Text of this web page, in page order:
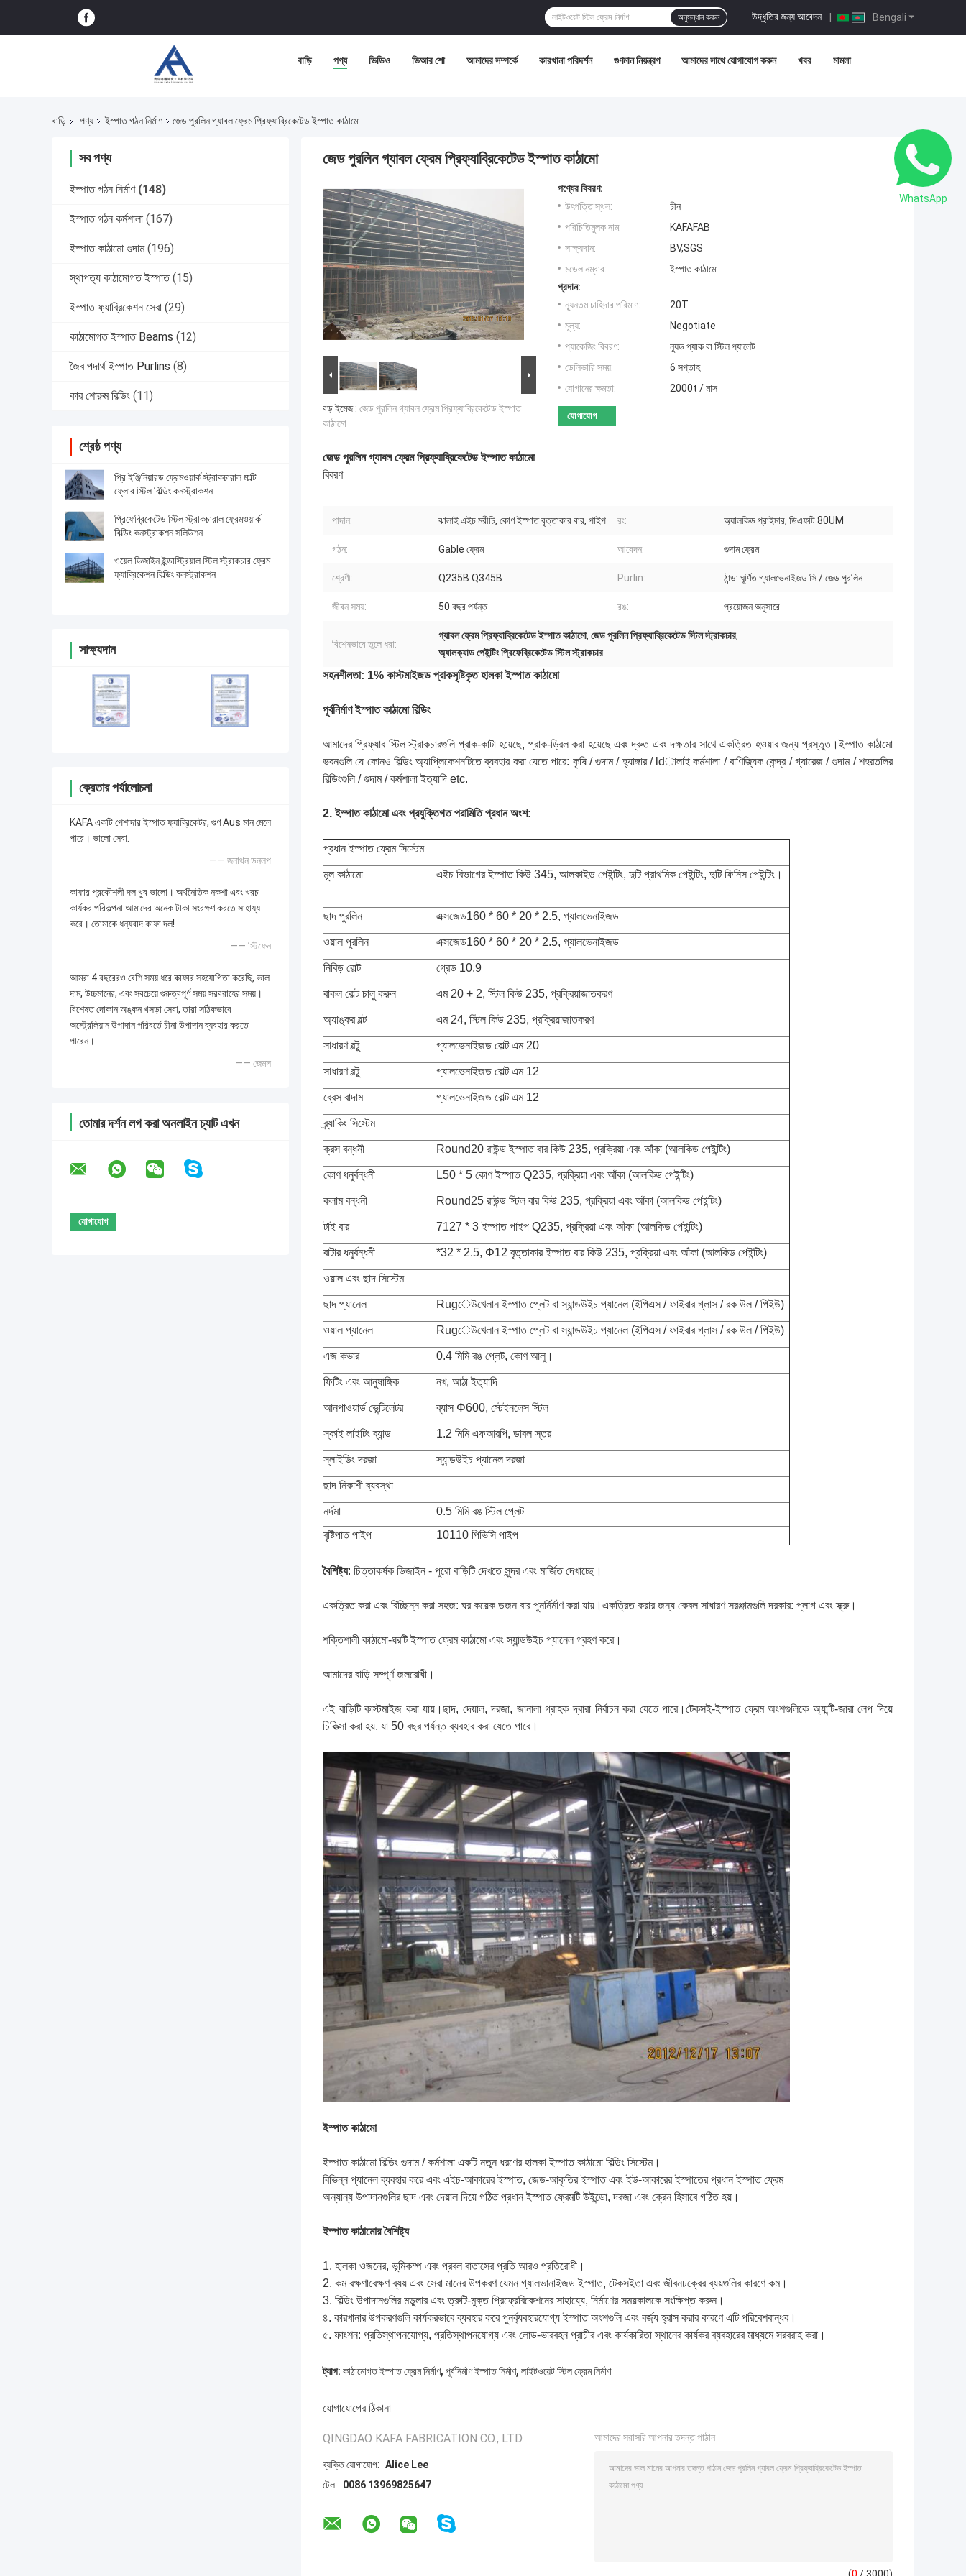
Bengali
উদ্ধৃতির জন্য আবেদন |
অনুসন্ধান করুন
বাড়ি পণ্য ভিডিও ভিআর শো আমাদের সম্পর্কে কারখানা পরিদর্শন গুণমান নিয়ন্ত্রণ আমাদের সাথে যোগাযোগ করুন খবর মামলা
বাড়ি পণ্য ইস্পাত গঠন নির্মাণ জেড পুরলিন গ্যাবল ফ্রেম প্রিফ্যাব্রিকেটেড ইস্পাত কাঠামো
সব পণ্য
ইস্পাত গঠন নির্মাণ (148)
ইস্পাত গঠন কর্মশালা (167)
ইস্পাত কাঠামো গুদাম (196)
স্থাপত্য কাঠামোগত ইস্পাত (15)
ইস্পাত ফ্যাব্রিকেশন সেবা (29)
কাঠামোগত ইস্পাত Beams (12)
জৈব পদার্থ ইস্পাত Purlins (8)
কার শোরুম বিল্ডিং (11)
শ্রেষ্ঠ পণ্য
প্রি ইঞ্জিনিয়ারড ফ্রেমওয়ার্ক স্ট্রাকচারাল মাল্টি
ফ্লোর স্টিল বিল্ডিং কনস্ট্রাকশন
প্রিফেব্রিকেটেড স্টিল স্ট্রাকচারাল ফ্রেমওয়ার্ক
বিল্ডিং কনস্ট্রাকশন সলিউশন
ওয়েল ডিজাইন ইন্ডাস্ট্রিয়াল স্টিল স্ট্রাকচার ফ্রেম
ফ্যাব্রিকেশন বিল্ডিং কনস্ট্রাকশন
সাক্ষ্যদান
ক্রেতার পর্যালোচনা
KAFA একটি পেশাদার ইস্পাত ফ্যাব্রিকেটর, গুণ Aus মান মেলে
পারে। ভালো সেবা.
—— জনাথন ডনলপ
কাফার প্রকৌশলী দল খুব ভালো। অর্থনৈতিক নকশা এবং খরচ
কার্যকর পরিকল্পনা আমাদের অনেক টাকা সংরক্ষণ করতে সাহায্য
করে। তোমাকে ধন্যবাদ কাফা দল!
—— স্টিফেন
আমরা 4 বছরেরও বেশি সময় ধরে কাফার সহযোগিতা করেছি, ভাল
দাম, উচ্চমানের, এবং সবচেয়ে গুরুত্বপূর্ণ সময় সরবরাহের সময়।
বিশেষত দোকান অঙ্কন খসড়া সেবা, তারা সঠিকভাবে
অস্ট্রেলিয়ান উপাদান পরিবর্তে চীনা উপাদান ব্যবহার করতে
পারেন।
—— জেমস
তোমার দর্শন লগ করা অনলাইন চ্যাট এখন
জেড পুরলিন গ্যাবল ফ্রেম প্রিফ্যাব্রিকেটেড ইস্পাত কাঠামো
বড় ইমেজ : জেড পুরলিন গ্যাবল ফ্রেম প্রিফ্যাব্রিকেটেড ইস্পাত
কাঠামো
পণ্যের বিবরণ:
উৎপত্তি স্থল:
চীন
পরিচিতিমুলক নাম:
KAFAFAB
সাক্ষ্যদান:
BV,SGS
মডেল নম্বার:
ইস্পাত কাঠামো
প্রদান:
ন্যূনতম চাহিদার পরিমাণ:
20T
মূল্য:
Negotiate
প্যাকেজিং বিবরণ:
ন্যুড প্যাক বা স্টিল প্যালেট
ডেলিভারি সময়:
6 সপ্তাহ
যোগানের ক্ষমতা:
2000t / মাস
যোগাযোগ
জেড পুরলিন গ্যাবল ফ্রেম প্রিফ্যাব্রিকেটেড ইস্পাত কাঠামো
বিবরণ
পাদান: ঝালাই এইচ মরীচি, কোণ ইস্পাত বৃত্তাকার বার, পাইপ রং: অ্যালকিড প্রাইমার, ডিএফটি 80UM
গঠন: Gable ফ্রেম আবেদন: গুদাম ফ্রেম
শ্রেণী: Q235B Q345B Purlin: ঠান্ডা ঘূর্ণিত গ্যালভেনাইজড সি / জেড পুরলিন
জীবন সময়: 50 বছর পর্যন্ত রঙ: প্রয়োজন অনুসারে
বিশেষভাবে তুলে ধরা:
গ্যাবল ফ্রেম প্রিফ্যাব্রিকেটেড ইস্পাত কাঠামো, জেড পুরলিন প্রিফ্যাব্রিকেটেড স্টিল স্ট্রাকচার,
অ্যালক্যাড পেইন্টিং প্রিফেব্রিকেটেড স্টিল স্ট্রাকচার
সহনশীলতা: 1% কাস্টমাইজড প্রাকসৃষ্টিকৃত হালকা ইস্পাত কাঠামো
পূর্বনির্মাণ ইস্পাত কাঠামো বিল্ডিং
আমাদের প্রিফ্যাব স্টিল স্ট্রাকচারগুলি প্রাক-কাটা হয়েছে, প্রাক-ড্রিল করা হয়েছে এবং দ্রুত এবং দক্ষতার সাথে একত্রিত হওয়ার জন্য প্রস্তুত।ইস্পাত কাঠামো
ভবনগুলি যে কোনও বিল্ডিং অ্যাপ্লিকেশনটিতে ব্যবহার করা যেতে পারে: কৃষি / গুদাম / হ্যাঙ্গার / ldালাই কর্মশালা / বাণিজ্যিক কেন্দ্র / গ্যারেজ / গুদাম / শহরতলির
বিল্ডিংগুলি / গুদাম / কর্মশালা ইত্যাদি etc.
2. ইস্পাত কাঠামো এবং প্রযুক্তিগত পরামিতি প্রধান অংশ:
প্রধান ইস্পাত ফ্রেম সিস্টেম
মূল কাঠামো এইচ বিভাগের ইস্পাত কিউ 345, আলকাইড পেইন্টিং, দুটি প্রাথমিক পেইন্টিং, দুটি ফিনিস পেইন্টিং।
ছাদ পুরলিন এক্সজেড160 * 60 * 20 * 2.5, গ্যালভেনাইজড
ওয়াল পুরলিন এক্সজেড160 * 60 * 20 * 2.5, গ্যালভেনাইজড
নিবিড় বোল্ট গ্রেড 10.9
বাকল বোল্ট চালু করুন এম 20 + 2, স্টিল কিউ 235, প্রক্রিয়াজাতকরণ
অ্যাঙ্কর বল্ট এম 24, স্টিল কিউ 235, প্রক্রিয়াজাতকরণ
সাধারণ বল্টু গ্যালভেনাইজড বোল্ট এম 20
সাধারণ বল্টু গ্যালভেনাইজড বোল্ট এম 12
ব্রেস বাদাম গ্যালভেনাইজড বোল্ট এম 12
ব্র্যাকিং সিস্টেম
ক্রস বন্ধনী Round20 রাউন্ড ইস্পাত বার কিউ 235, প্রক্রিয়া এবং আঁকা (আলকিড পেইন্টিং)
কোণ ধনুর্বন্ধনী L50 * 5 কোণ ইস্পাত Q235, প্রক্রিয়া এবং আঁকা (আলকিড পেইন্টিং)
কলাম বন্ধনী Round25 রাউন্ড স্টিল বার কিউ 235, প্রক্রিয়া এবং আঁকা (আলকিড পেইন্টিং)
টাই বার 7127 * 3 ইস্পাত পাইপ Q235, প্রক্রিয়া এবং আঁকা (আলকিড পেইন্টিং)
বাটার ধনুর্বন্ধনী *32 * 2.5, Φ12 বৃত্তাকার ইস্পাত বার কিউ 235, প্রক্রিয়া এবং আঁকা (আলকিড পেইন্টিং)
ওয়াল এবং ছাদ সিস্টেম
ছাদ প্যানেল Rugেউখেলান ইস্পাত প্লেট বা স্যান্ডউইচ প্যানেল (ইপিএস / ফাইবার গ্লাস / রক উল / পিইউ)
ওয়াল প্যানেল Rugেউখেলান ইস্পাত প্লেট বা স্যান্ডউইচ প্যানেল (ইপিএস / ফাইবার গ্লাস / রক উল / পিইউ)
এজ কভার 0.4 মিমি রঙ প্লেট, কোণ আলু।
ফিটিং এবং আনুষাঙ্গিক নখ, আঠা ইত্যাদি
আনপাওয়ার্ড ভেন্টিলেটর ব্যাস Φ600, স্টেইনলেস স্টিল
স্কাই লাইটিং ব্যান্ড 1.2 মিমি এফআরপি, ডাবল স্তর
স্লাইডিং দরজা স্যান্ডউইচ প্যানেল দরজা
ছাদ নিকাশী ব্যবস্থা
নর্দমা
0.5 মিমি রঙ স্টিল প্লেট
বৃষ্টিপাত পাইপ
10110 পিভিসি পাইপ
বৈশিষ্ট্য: চিত্তাকর্ষক ডিজাইন - পুরো বাড়িটি দেখতে সুন্দর এবং মার্জিত দেখাচ্ছে।
একত্রিত করা এবং বিচ্ছিন্ন করা সহজ: ঘর কয়েক ডজন বার পুনর্নির্মাণ করা যায়।একত্রিত করার জন্য কেবল সাধারণ সরঞ্জামগুলি দরকার: প্লাগ এবং স্ক্রু।
শক্তিশালী কাঠামো-ঘরটি ইস্পাত ফ্রেম কাঠামো এবং স্যান্ডউইচ প্যানেল গ্রহণ করে।
আমাদের বাড়ি সম্পূর্ণ জলরোধী।
এই বাড়িটি কাস্টমাইজ করা যায়।ছাদ, দেয়াল, দরজা, জানালা গ্রাহক দ্বারা নির্বাচন করা যেতে পারে।টেকসই-ইস্পাত ফ্রেম অংশগুলিকে অ্যান্টি-জারা লেপ দিয়ে
চিকিত্সা করা হয়, যা 50 বছর পর্যন্ত ব্যবহার করা যেতে পারে।
ইস্পাত কাঠামো
ইস্পাত কাঠামো বিল্ডিং গুদাম / কর্মশালা একটি নতুন ধরণের হালকা ইস্পাত কাঠামো বিল্ডিং সিস্টেম।
বিভিন্ন প্যানেল ব্যবহার করে এবং এইচ-আকারের ইস্পাত, জেড-আকৃতির ইস্পাত এবং ইউ-আকারের ইস্পাতের প্রধান ইস্পাত ফ্রেম
অন্যান্য উপাদানগুলির ছাদ এবং দেয়াল দিয়ে গঠিত প্রধান ইস্পাত ফ্রেমটি উইন্ডো, দরজা এবং ক্রেন হিসাবে গঠিত হয়।
ইস্পাত কাঠামোর বৈশিষ্ট্য
1. হালকা ওজনের, ভূমিকম্প এবং প্রবল বাতাসের প্রতি আরও প্রতিরোধী।
2. কম রক্ষণাবেক্ষণ ব্যয় এবং সেরা মানের উপকরণ যেমন গ্যালভানাইজড ইস্পাত, টেকসইতা এবং জীবনচক্রের ব্যয়গুলির কারণে কম।
3. বিল্ডিং উপাদানগুলির মডুলার এবং ত্রুটি-মুক্ত প্রিফ্রেবিকেশনের সাহায্যে, নির্মাণের সময়কালকে সংক্ষিপ্ত করুন।
৪. কারখানার উপকরণগুলি কার্যকরভাবে ব্যবহার করে পুনর্ব্যবহারযোগ্য ইস্পাত অংশগুলি এবং বর্জ্য হ্রাস করার কারণে এটি পরিবেশবান্ধব।
৫. ফাংশন: প্রতিস্থাপনযোগ্য, প্রতিস্থাপনযোগ্য এবং লোড-ভারবহন প্রাচীর এবং কার্যকারিতা স্থানের কার্যকর ব্যবহারের মাধ্যমে সরবরাহ করা।
ট্যাগ: কাঠামোগত ইস্পাত ফ্রেম নির্মাণ, পূর্বনির্মাণ ইস্পাত নির্মাণ, লাইটওয়েট স্টিল ফ্রেম নির্মাণ
যোগাযোগের ঠিকানা
QINGDAO KAFA FABRICATION CO., LTD.
ব্যক্তি যোগাযোগ: Alice Lee
টেল:
0086 13969825647
আমাদের সরাসরি আপনার তদন্ত পাঠান
WhatsApp